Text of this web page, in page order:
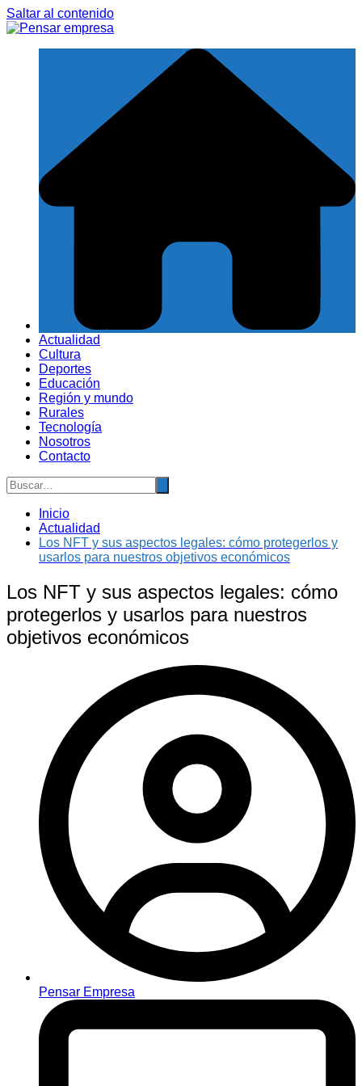
Saltar al contenido
Actualidad
Cultura
Deportes
Educación
Región y mundo
Rurales
Tecnología
Nosotros
Contacto
Inicio
Actualidad
Los NFT y sus aspectos legales: cómo protegerlos y
usarlos para nuestros objetivos económicos
Los NFT y sus aspectos legales: cómo
protegerlos y usarlos para nuestros
objetivos económicos
Pensar Empresa